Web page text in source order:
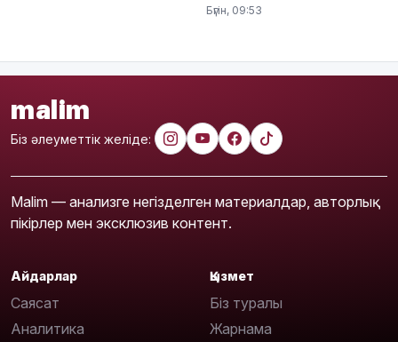
Бүгін, 09:53
malim
Біз әлеуметтік желіде:
Malim — анализге негізделген материалдар, авторлық
пікірлер мен эксклюзив контент.
Айдарлар
Саясат
Аналитика
Қызмет
Біз туралы
Жарнама